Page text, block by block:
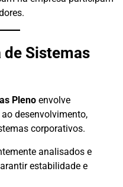
de Sistemas
Pleno envolve
desenvolvimento,
corporativos.
analisados e
estabilidade e